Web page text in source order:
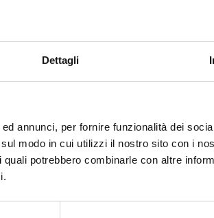
Dettagli
annunci, per fornire funzionalità dei
modo in cui utilizzi il nostro sito con i
potrebbero combinarle con altre
paulo (santos)con
8 giorni